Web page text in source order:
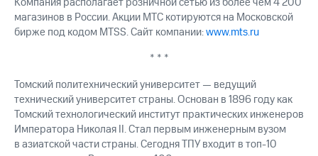
магазинов в России. Акции МТС котируются на Московской
бирже под кодом MTSS. Сайт компании:www.mts.ru
* * *
Томский политехнический университет — ведущий
технический университет страны. Основан в 1896 году как
Томский технологический институт практических инженеров
Императора Николая II. Стал первым инженерным вузом
в азиатской части страны. Сегодня ТПУ входит в топ-10